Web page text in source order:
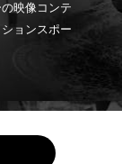
映像コンテ
ョンスポー